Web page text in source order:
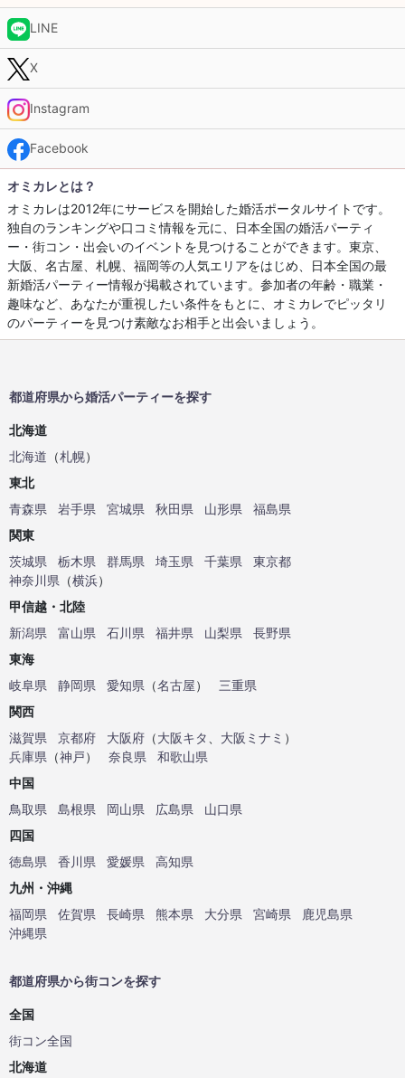
LINE
X
Instagram
Facebook
オミカレとは？
オミカレは2012年にサービスを開始した婚活ポータルサイトです。
独自のランキングや口コミ情報を元に、日本全国の婚活パーティ
ー・街コン・出会いのイベントを見つけることができます。東京、
大阪、名古屋、札幌、福岡等の人気エリアをはじめ、日本全国の最
新婚活パーティー情報が掲載されています。参加者の年齢・職業・
趣味など、あなたが重視したい条件をもとに、オミカレでピッタリ
のパーティーを見つけ素敵なお相手と出会いましょう。
都道府県から婚活パーティーを探す
北海道
北海道 （札幌）
東北
青森県
岩手県 宮城県 秋田県 山形県
福島県
関東
茨城県
栃木県 群馬県 埼玉県 千葉県
東京都
神奈川県 （横浜）
甲信越・北陸
新潟県
富山県 石川県 福井県 山梨県
長野県
東海
岐阜県
静岡県 愛知県 （名古屋）
三重県
関西
滋賀県
京都府 大阪府 （大阪キタ 大阪ミナミ ）
兵庫県 （神戸） 奈良県
和歌山県
中国
鳥取県
島根県 岡山県 広島県
山口県
四国
徳島県
香川県 愛媛県
高知県
九州・沖縄
福岡県
佐賀県 長崎県 熊本県 大分県 宮崎県
鹿児島県
沖縄県
都道府県から街コンを探す
全国
街コン全国
北海道